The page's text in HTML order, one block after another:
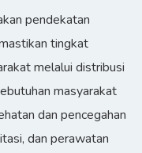
pendekatan
tingkat
melalui distribusi
masyarakat
dan pencegahan
dan perawatan